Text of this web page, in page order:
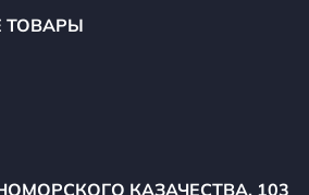
ТОВАРЫ
КАЗАЧЕСТВА, 103